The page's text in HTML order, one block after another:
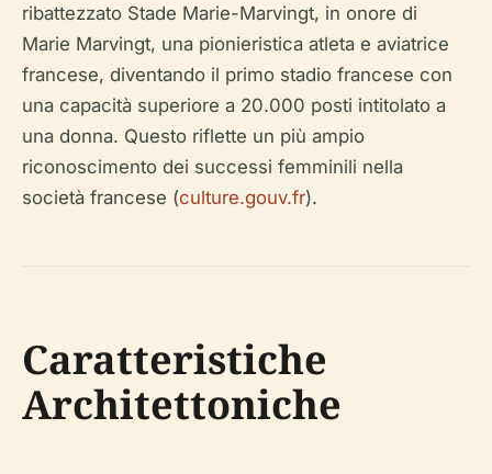
ribattezzato Stade Marie-Marvingt, in onore di
Marie Marvingt, una pionieristica atleta e aviatrice
francese, diventando il primo stadio francese con
una capacità superiore a 20.000 posti intitolato a
una donna. Questo riflette un più ampio
riconoscimento dei successi femminili nella
società francese (culture.gouv.fr).
Caratteristiche
Architettoniche